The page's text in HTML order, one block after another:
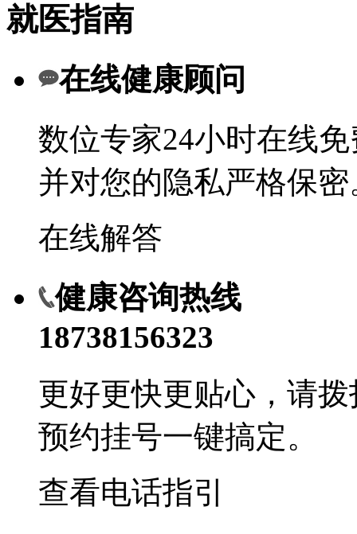
就医指南
在线健康顾问
数位专家24小时在线
并对您的隐私严格保密
在线解答
健康咨询热线
18738156323
更好更快更贴心，请
预约挂号一键搞定。
查看电话指引